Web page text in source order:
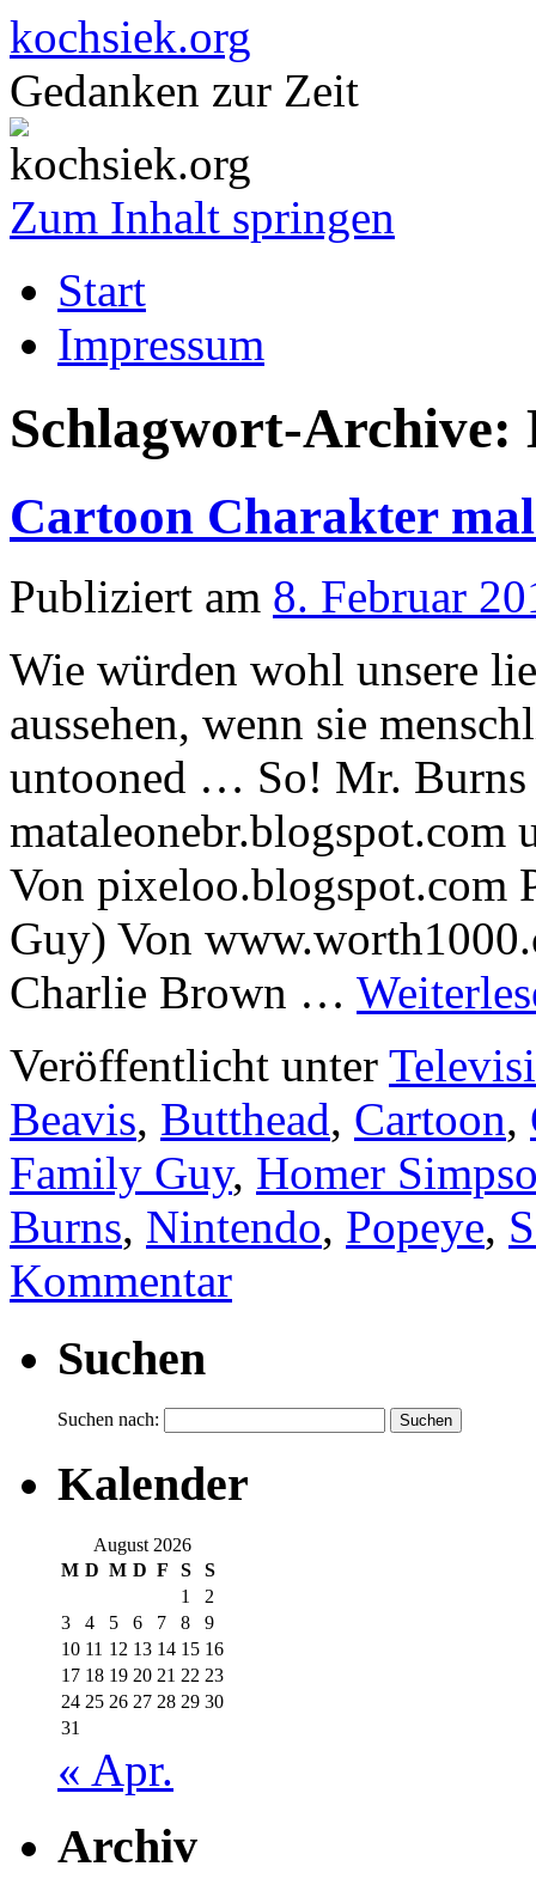
kochsiek.org
Gedanken zur Zeit
Zum Inhalt springen
Start
Impressum
Schlagwort-Archive:
Cartoon Charakter
Publiziert am 8. Februar
Wie würden wohl unsere
aussehen, wenn sie
untooned … So! Mr. Burns
Von pixeloo.blogspot.com
Guy) Von
Charlie Brown …
Veröffentlicht unter
Beavis, Butthead, Cartoon,
Family Guy, Homer
Burns, Nintendo, Popeye,
Kommentar
Suchen
Suchen nach:
Kalender
August 2026
M D M D F S
S
1
2
3
4 5 6 7 8
9
10 11 12 13 14 15 16
17 18 19 20 21 22 23
24 25 26 27 28 29 30
31
« Apr.
Archiv